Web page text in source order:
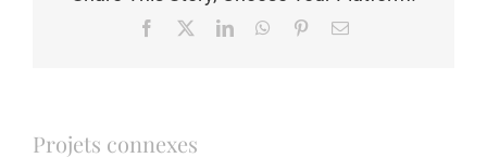
Facebook LinkedInWhatsApp
PinterestEmail
Projets connexes